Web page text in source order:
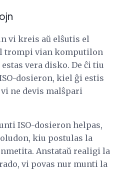
vi kreis aŭ elŝutis el
trompi vian komputilon
vera disko. De ĉi tiu
dosieron, kiel ĝi estis
vi ne devis malŝpari
ISO-dosieron helpas,
kiu postulas la
Anstataŭ realigi la
vi povas nur munti la